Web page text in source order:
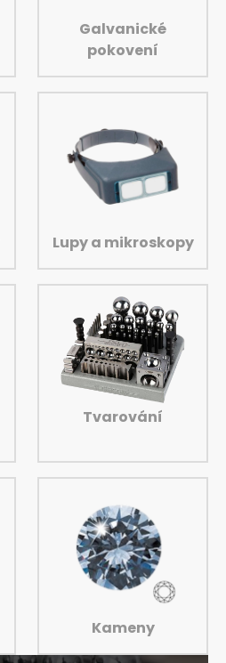
Galvanické
pokovení
Lupy a mikroskopy
Tvarování
Kameny